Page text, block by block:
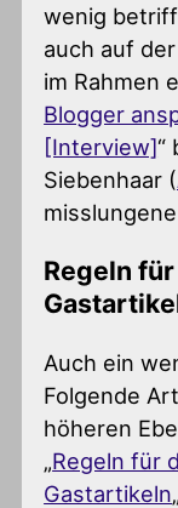
wenig
auch auf
im Rahmen
Blogger
[Interview]“
Siebenhaar (
Regeln
Auch ein
Folgende
höheren
„Regeln für
Gastartikeln